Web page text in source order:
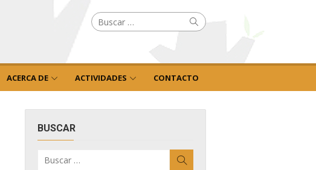
Buscar
por: Buscar
ACERCA DE ACTIVIDADES CONTACTO
BUSCAR
por: